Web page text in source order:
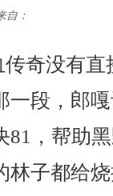
自：
奇没有
一段，郎
81，帮助
林子都给